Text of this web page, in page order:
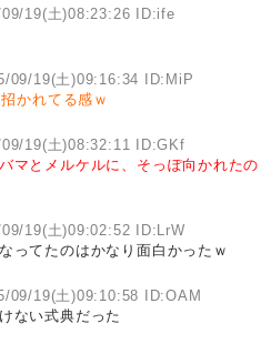
19(土)08:23:26 ID:ife
09/19(土)09:16:34 ID:MiP
かれてる感ｗ
19(土)08:32:11 ID:GKf
マとメルケルに、そっぽ向かれたの
19(土)09:02:52 ID:LrW
ってたのはかなり面白かったｗ
09/19(土)09:10:58 ID:OAM
ない式典だった